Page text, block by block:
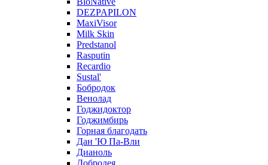
DEZPAPILON
MaxiVisor
Milk Skin
Predstanol
Rasputin
Recardio
Sustal'
Бобродок
Венолад
Годжидоктор
Годжимбирь
Горная благодать
Дан 'Ю Па-Вли
Дианоль
Добродея